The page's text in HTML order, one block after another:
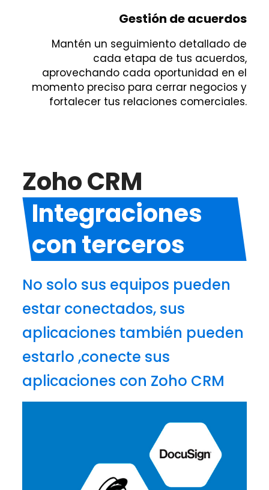
Gestión de acuerdos
Mantén un seguimiento detallado de
cada etapa de tus acuerdos,
aprovechando cada oportunidad en el
momento preciso para cerrar negocios y
fortalecer tus relaciones comerciales.
Zoho CRM
Integraciones
con terceros
No solo sus equipos pueden
estar conectados, sus
aplicaciones también pueden
estarlo ,conecte sus
aplicaciones con Zoho CRM